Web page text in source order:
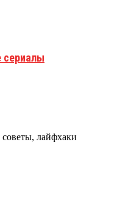
сериалы
лайфхаки